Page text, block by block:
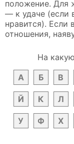
положение. Для
— к удаче (если
нравится). Если
отношения,
На
А
Б В
Й К Л
У Ф Х